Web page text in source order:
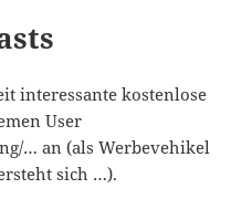
interessante kostenlose
User
… an (als Werbevehikel
sich …).